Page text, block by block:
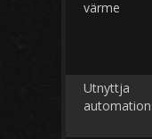
värme
Utnyttja
automation